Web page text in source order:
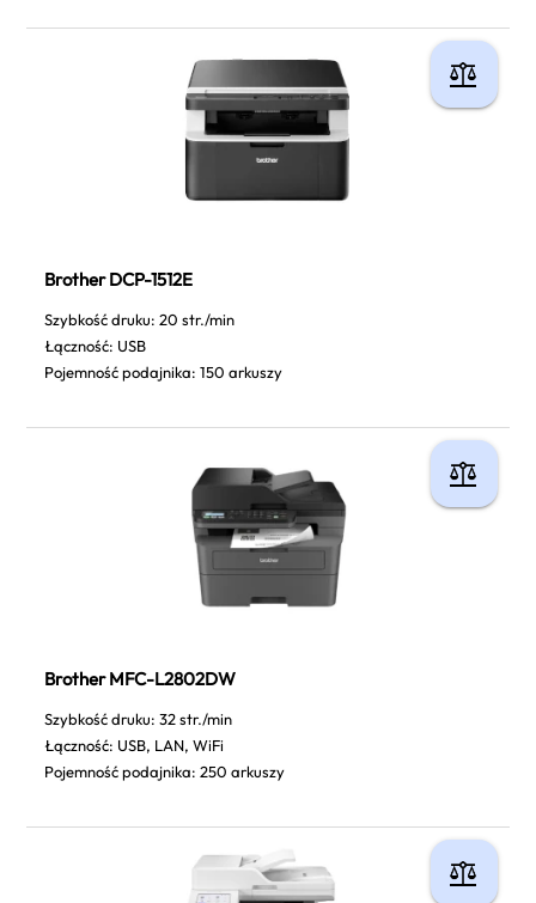
Brother DCP-1512E
Szybkość druku: 20 str./min
Łączność: USB
Pojemność podajnika: 150 arkuszy
Brother MFC-L2802DW
Szybkość druku: 32 str./min
Łączność: USB, LAN, WiFi
Pojemność podajnika: 250 arkuszy